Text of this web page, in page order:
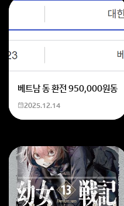
도 그대로입니다,,혹
걸까요..?사진은 어카
숍 다운로드 코드 입
국가가 변경안된거 같
e숍이 일본어로나오
베트남 동 환전 950,000원동
2025.12.14